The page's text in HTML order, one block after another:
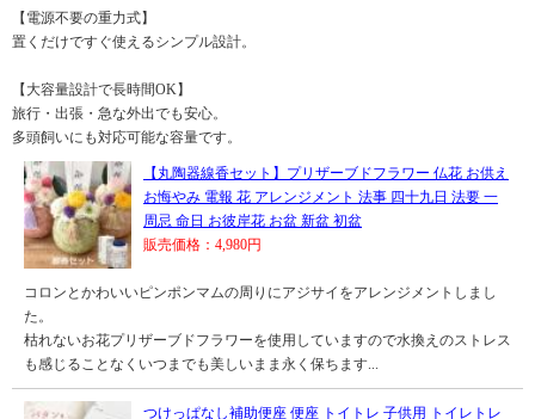
【電源不要の重力式】
置くだけですぐ使えるシンプル設計。
【大容量設計で長時間OK】
旅行・出張・急な外出でも安心。
多頭飼いにも対応可能な容量です。
【丸陶器線香セット】プリザーブドフラワー 仏花 お供え
お悔やみ 電報 花 アレンジメント 法事 四十九日 法要 一
周忌 命日 お彼岸花 お盆 新盆 初盆
販売価格：4,980円
コロンとかわいいピンポンマムの周りにアジサイをアレンジメントしまし
た。
枯れないお花プリザーブドフラワーを使用していますので水換えのストレス
も感じることなくいつまでも美しいまま永く保ちます...
つけっぱなし補助便座 便座 トイトレ 子供用 トイレトレ